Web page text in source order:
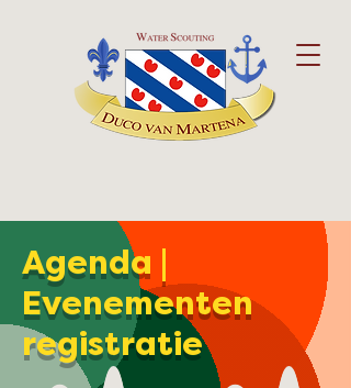
Agenda |
Evenementen
registratie